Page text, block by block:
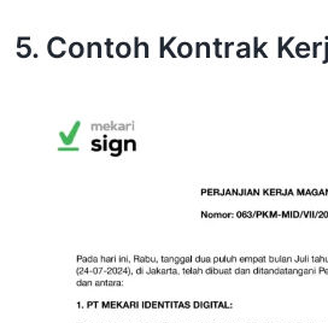
5. Contoh Kontrak